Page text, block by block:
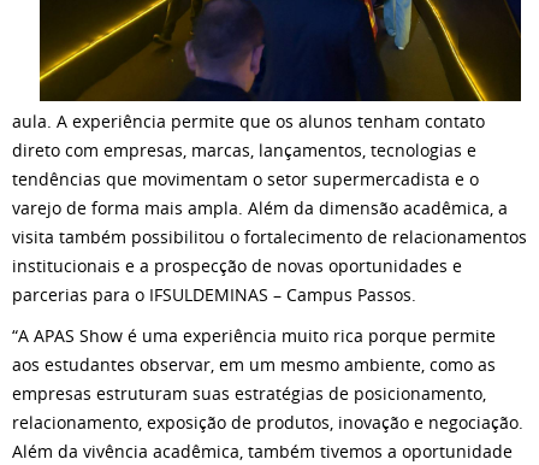
aula. A experiência permite que os alunos tenham contato
direto com empresas, marcas, lançamentos, tecnologias e
tendências que movimentam o setor supermercadista e o
varejo de forma mais ampla. Além da dimensão acadêmica, a
visita também possibilitou o fortalecimento de relacionamentos
institucionais e a prospecção de novas oportunidades e
parcerias para o IFSULDEMINAS – Campus Passos.
“A APAS Show é uma experiência muito rica porque permite
aos estudantes observar, em um mesmo ambiente, como as
empresas estruturam suas estratégias de posicionamento,
relacionamento, exposição de produtos, inovação e negociação.
Além da vivência acadêmica, também tivemos a oportunidade